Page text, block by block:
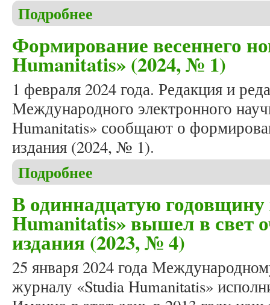
Подробнее
Формирование весеннего
Humanitatis» (2024, № 1)
1 февраля 2024 года. Редакция и
Международного электронного
Humanitatis» сообщают о
издания (2024, № 1).
Подробнее
В одиннадцатую
Humanitatis» вышел в свет
издания (2023, № 4)
25 января 2024 года
журналу «Studia Humanitatis»